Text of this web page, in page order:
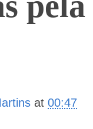
at00:47